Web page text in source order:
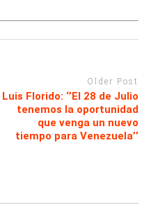
Older Post
Luis Florido: ‘’El 28 de Julio
tenemos la oportunidad
que venga un nuevo
tiempo para Venezuela’’